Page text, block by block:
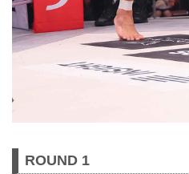
ROUND 1